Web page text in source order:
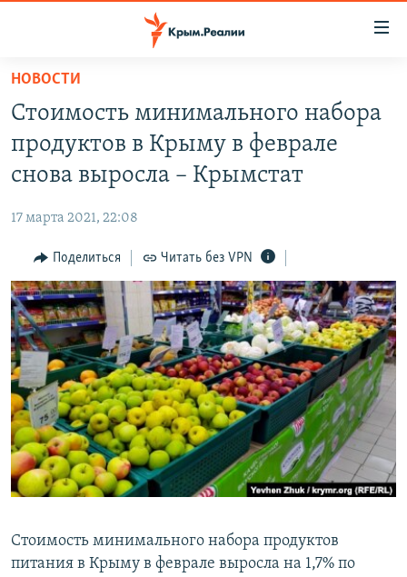
Вернуться
основному
содержанию
Вернутся
главной
навигации
Вернутся
поиску
11 ЛЕТ ОККУПАЦИИ КРЫМА. 11 ИСТОРИЙ СОПРОТИВЛЕНИЯ
ВОДА
ЕЩЕ
ИНТЕРАКТИВ
ИНФОГРАФИКА
ТЕЛЕПРОЕКТ КРЫМ.РЕАЛИИ
СОВЕТЫ ПРАВОЗАЩИТНИКОВ
ПРОПАВШИЕ БЕЗ ВЕСТИ
ПОБЕДИТЕЛЕЙ НЕ СУДЯТ?
КРЫМ.НЕПОКОРЕННЫЙ
ELIFBE
РАДІО СВОБОДА
КАК ОБОЙТИ БЛОКИРОВКУ
Українською
Qırımtatar
ПРИСОЕДИНЯЙТЕСЬ!
Все сайты RFE/RL
НОВОСТИ
Стоимость минимального набора
продуктов в Крыму в феврале
снова выросла – Крымстат
17 марта 2021, 22:08
Поделиться Читать без VPN
Стоимость минимального набора продуктов
питания в Крыму в феврале выросла на 1,7% по